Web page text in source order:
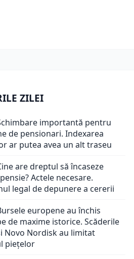
ZILEI
importantă pentru
de pensionari. Indexarea
ar putea avea un alt traseu
are dreptul să încaseze
Actele necesare.
legal de depunere a cererii
europene au închis
de maxime istorice. Scăderile
Novo Nordisk au limitat
piețelor